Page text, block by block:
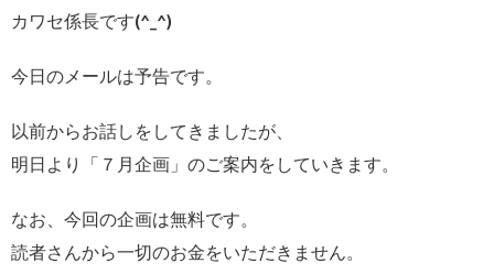
カワセ係長です(^_^)
今日のメールは予告です。
以前からお話しをしてきましたが、
明日より「７月企画」のご案内をしていきます。
なお、今回の企画は無料です。
読者さんから一切のお金をいただきません。